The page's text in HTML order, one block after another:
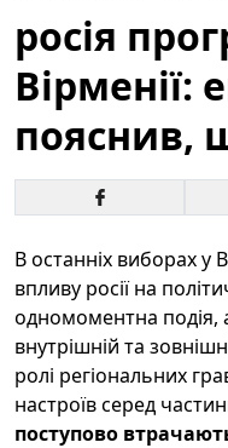
росія
Вірменії:
пояснив,
В останніх виборах у
впливу росії на
одномоментна подія,
внутрішній та
ролі регіональних
настроїв серед
поступово